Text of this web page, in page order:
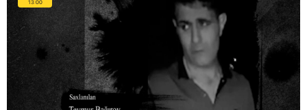
13:00